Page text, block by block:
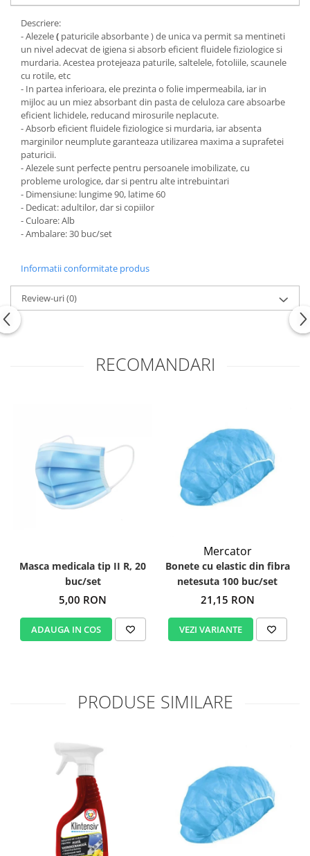
Descriere:
- Alezele( paturicile absorbante ) de unica va permit sa mentineti
un nivel adecvat de igiena si absorb eficient fluidele fiziologice si
murdaria. Acestea protejeaza paturile, saltelele, fotoliile, scaunele
cu rotile, etc
- In partea inferioara, ele prezinta o folie impermeabila, iar in
mijloc au un miez absorbant din pasta de celuloza care absoarbe
eficient lichidele, reducand mirosurile neplacute.
- Absorb eficient fluidele fiziologice si murdaria, iar absenta
marginilor neumplute garanteaza utilizarea maxima a suprafetei
paturicii.
- Alezele sunt perfecte pentru persoanele imobilizate, cu
probleme urologice, dar si pentru alte intrebuintari
- Dimensiune: lungime 90, latime 60
- Dedicat: adultilor, dar si copiilor
- Culoare: Alb
- Ambalare: 30 buc/set
Informatii conformitate produs
Review-uri(0)
RECOMANDARI
Masca medicala tip II R, 20
buc/set
5,00 RON
ADAUGA IN COS
Mercator
Bonete cu elastic din fibra
netesuta 100 buc/set
21,15 RON
VEZI VARIANTE
PRODUSE SIMILARE